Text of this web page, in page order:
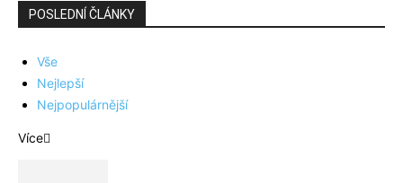
POSLEDNÍ ČLÁNKY
Vše
Nejlepší
Nejpopulárnější
Více